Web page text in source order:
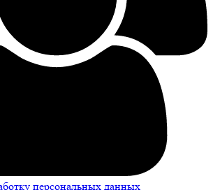
персональных данных